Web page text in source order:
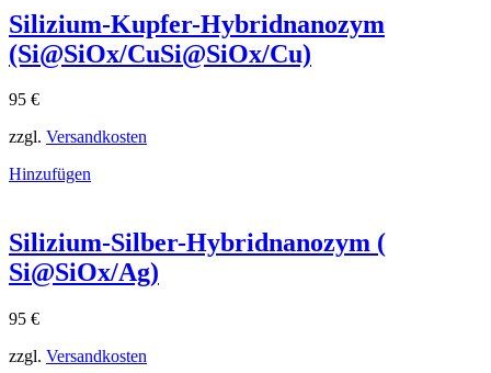
Silizium-Kupfer-Hybridnanozym
(Si@SiOx/CuSi@SiOx​/Cu)
95 €
zzgl. Versandkosten
Hinzufügen
Silizium-Silber-Hybridnanozym (
Si@SiOx/Ag)
95 €
zzgl. Versandkosten